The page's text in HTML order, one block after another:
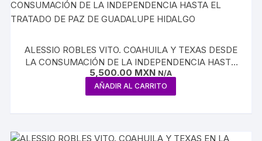
ALESSIO ROBLES VITO. COAHUILA Y TEXAS DESDE
LA CONSUMACIÓN DE LA INDEPENDENCIA HASTA
EL TRATADO DE PAZ DE GUADALUPE HIDALGO
5,500.00 MXN N/A
AÑADIR AL CARRITO